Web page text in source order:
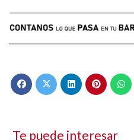
Te puede interesar